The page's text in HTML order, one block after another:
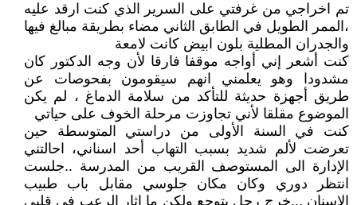
تم اخراجي من غرفتي على السرير الذي كنت ارقد عليه
،الممر الطويل في الطابق الثاني مضاء بطريقة مبالغ فيها
والجدران المطلية بلون ابيض كانت لامعة
كنت أشعر إني أواجه موقفا فارقا لأن وجه الدكتور كان
مشدودا وهو يعلمني انهم سيقومون بفحوصات عن
طريق أجهزة حديثة للتأكد من سلامة الدماغ ، لم يكن
الموضوع مقلقا لأني تجاوزت مرحلة الخوف على حياتي
كنت في السنة الأولى من دراستي المتوسطة حين
تعرضت لألم شديد بسبب التهاب أحد اسناني، احالتني
الإدارة الى المستوصف القريب من المدرسة ..جلست
انتظر دوري وكان مكان جلوسي مقابل باب طبيب
الاسنان ...خرج رجل يتوجع ولكن ما اثار الرعب في قلبي